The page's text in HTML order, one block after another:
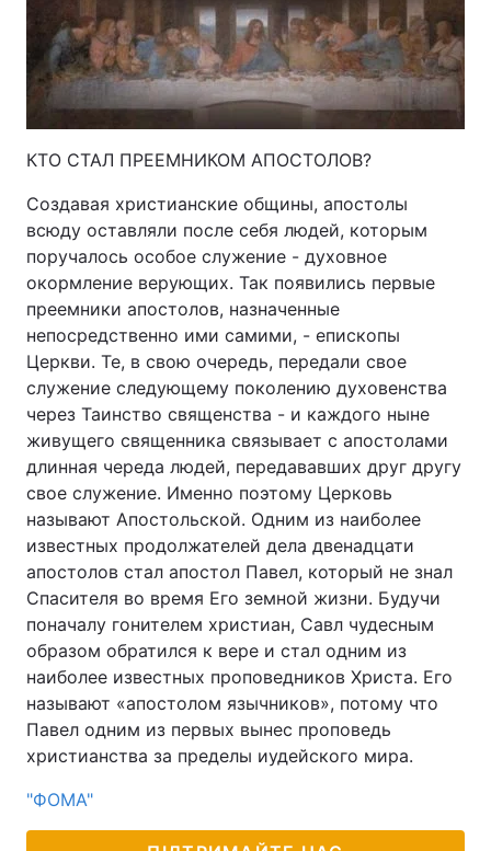
КТО СТАЛ ПРЕЕМНИКОМ АПОСТОЛОВ?
Создавая христианские общины, апостолы
всюду оставляли после себя людей, которым
поручалось особое служение - духовное
окормление верующих. Так появились первые
преемники апостолов, назначенные
непосредственно ими самими, - епископы
Церкви. Те, в свою очередь, передали свое
служение следующему поколению духовенства
через Таинство священства - и каждого ныне
живущего священника связывает с апостолами
длинная череда людей, передававших друг другу
свое служение. Именно поэтому Церковь
называют Апостольской. Одним из наиболее
известных продолжателей дела двенадцати
апостолов стал апостол Павел, который не знал
Спасителя во время Его земной жизни. Будучи
поначалу гонителем христиан, Савл чудесным
образом обратился к вере и стал одним из
наиболее известных проповедников Христа. Его
называют «апостолом язычников», потому что
Павел одним из первых вынес проповедь
христианства за пределы иудейского мира.
"ФОМА"